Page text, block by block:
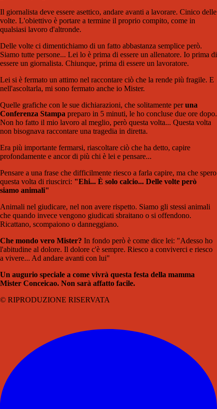
Il giornalista deve essere asettico, andare avanti a lavorare. Cinico delle
volte. L'obiettivo è portare a termine il proprio compito, come in
qualsiasi lavoro d'altronde.
Delle volte ci dimentichiamo di un fatto abbastanza semplice però.
Siamo tutte persone... Lei lo è prima di essere un allenatore. Io prima di
essere un giornalista. Chiunque, prima di essere un lavoratore.
Lei si è fermato un attimo nel raccontare ciò che la rende più fragile. E
nell'ascoltarla, mi sono fermato anche io Mister.
Quelle grafiche con le sue dichiarazioni, che solitamente peruna
Conferenza Stampa preparo in 5 minuti, le ho concluse due ore dopo.
Non ho fatto il mio lavoro al meglio, però questa volta... Questa volta
non bisognava raccontare una tragedia in diretta.
Era più importante fermarsi, riascoltare ciò che ha detto, capire
profondamente e ancor di più chi è lei e pensare...
Pensare a una frase che difficilmente riesco a farla capire, ma che spero
questa volta di riuscirci: "Ehi... È solo calcio... Delle volte però
siamo animali"
Animali nel giudicare, nel non avere rispetto. Siamo gli stessi animali
che quando invece vengono giudicati sbraitano o si offendono.
Ricattano, scompaiono o danneggiano.
Che mondo vero Mister? In fondo però è come dice lei: "Adesso ho
l'abitudine al dolore. Il dolore c'è sempre. Riesco a conviverci e riesco
a vivere... Ad andare avanti con lui"
Un augurio speciale a come vivrà questa festa della mamma
Mister Conceicao. Non sarà affatto facile.
© RIPRODUZIONE RISERVATA